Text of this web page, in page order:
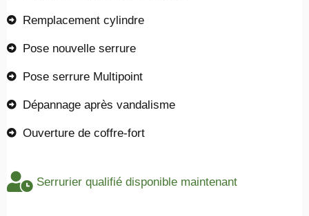
Remplacement cylindre
Pose nouvelle serrure
Pose serrure Multipoint
Dépannage après vandalisme
Ouverture de coffre-fort
Serrurier qualifié disponible maintenant